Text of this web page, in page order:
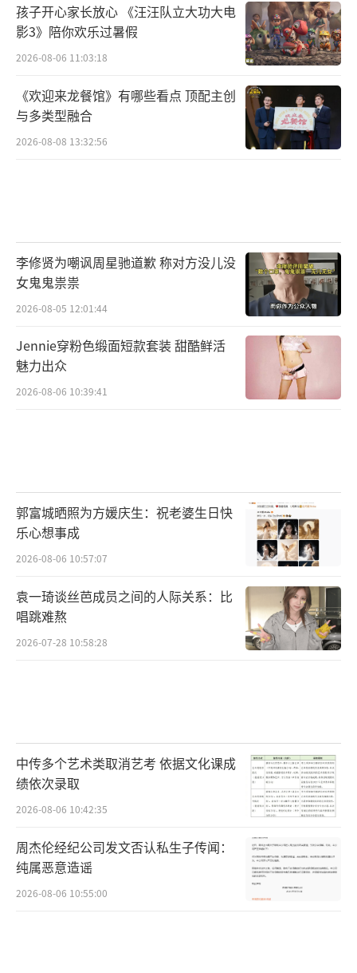
孩子开心家长放心 《汪汪队立大功大电
影3》陪你欢乐过暑假
2026-08-06 11:03:18
《欢迎来龙餐馆》有哪些看点 顶配主创
与多类型融合
2026-08-08 13:32:56
李修贤为嘲讽周星驰道歉 称对方没儿没
女鬼鬼祟祟
2026-08-05 12:01:44
Jennie穿粉色缎面短款套装 甜酷鲜活
魅力出众
2026-08-06 10:39:41
郭富城晒照为方媛庆生：祝老婆生日快
乐心想事成
2026-08-06 10:57:07
袁一琦谈丝芭成员之间的人际关系：比
唱跳难熬
2026-07-28 10:58:28
中传多个艺术类取消艺考 依据文化课成
绩依次录取
2026-08-06 10:42:35
周杰伦经纪公司发文否认私生子传闻：
纯属恶意造谣
2026-08-06 10:55:00